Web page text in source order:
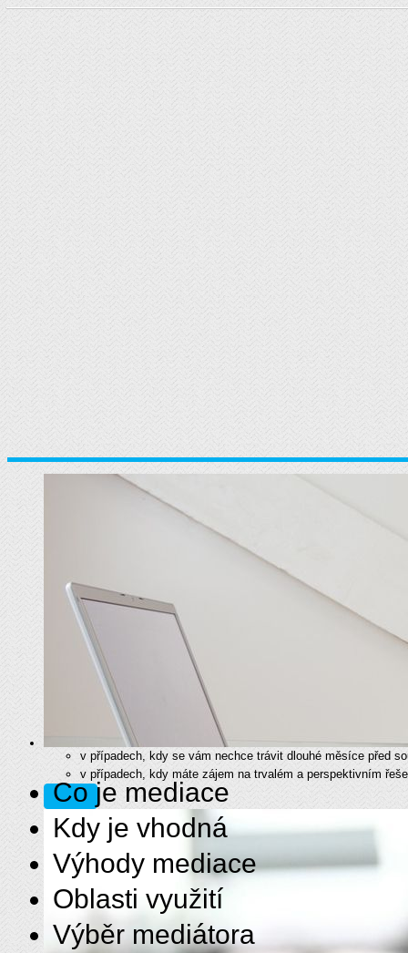
v případech, kdy se vám nechce trávit dlouhé měsíce před
v případech, kdy máte zájem na trvalém a perspektivním
více
Co je mediace
Kdy je vhodná
Výhody mediace
Oblasti využití
Výběr mediátora